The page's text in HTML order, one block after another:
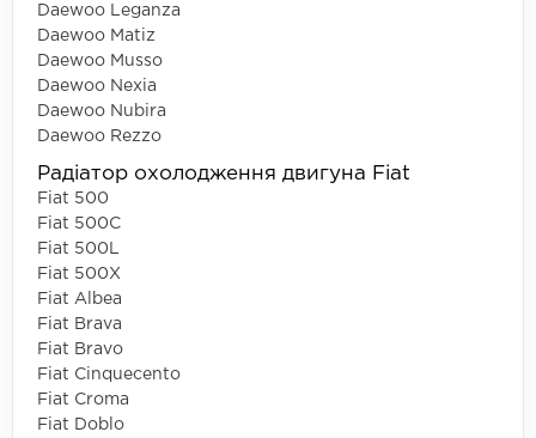
Daewoo Leganza
Daewoo Matiz
Daewoo Musso
Daewoo Nexia
Daewoo Nubira
Daewoo Rezzo
Радіатор охолодження двигуна Fiat
Fiat 500
Fiat 500C
Fiat 500L
Fiat 500X
Fiat Albea
Fiat Brava
Fiat Bravo
Fiat Cinquecento
Fiat Croma
Fiat Doblo